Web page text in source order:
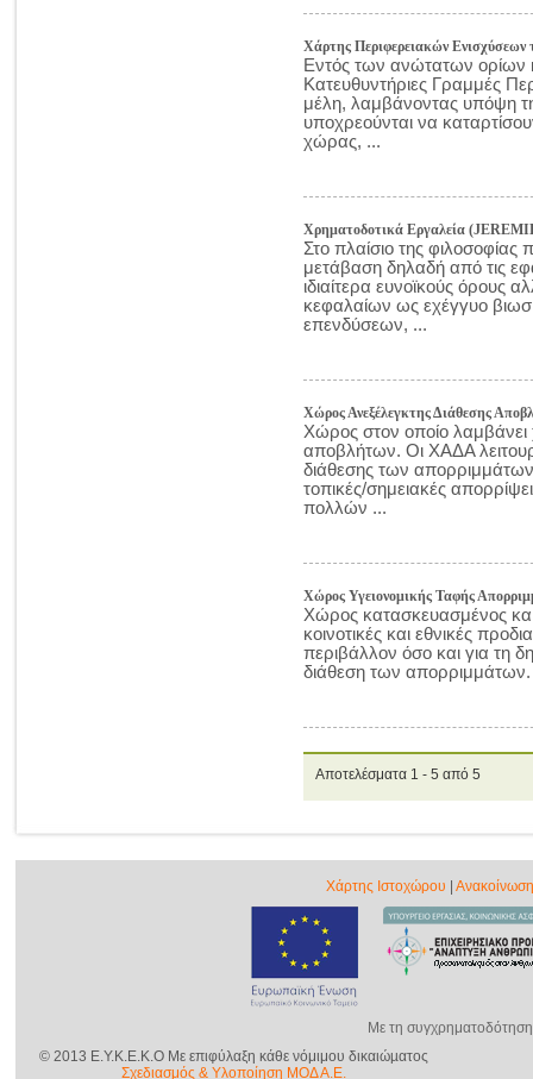
Χάρτης Περιφερειακών Ενισχύσεων
Εντός των ανώτατων ορίων
Κατευθυντήριες Γραμμές
μέλη, λαμβάνοντας υπόψη
υποχρεούνται να
χώρας, ...
Χρηματοδοτικά Εργαλεία
Στο πλαίσιο της
μετάβαση δηλαδή από τις
ιδιαίτερα ευνοϊκούς όρους
κεφαλαίων ως εχέγγυο
επενδύσεων, ...
Χώρος Ανεξέλεγκτης Διάθεσης
Χώρος στον οποίο
αποβλήτων. Οι ΧΑΔΑ
διάθεσης των απορριμμάτων
τοπικές/σημειακές
πολλών ...
Χώρος Υγειονομικής Ταφής
Χώρος κατασκευασμένος
κοινοτικές και εθνικές
περιβάλλον όσο και για τη
διάθεση των απορριμμάτων.
Αποτελέσματα 1 - 5 από 5
Χάρτης Ιστοχώρου |
Με τη
© 2013 E.Y.K.E.K.O Με επιφύλαξη κάθε νόμιμου δικαιώµατος
Σχεδιασμός & Yλοποίηση ΜΟΔ Α.Ε.